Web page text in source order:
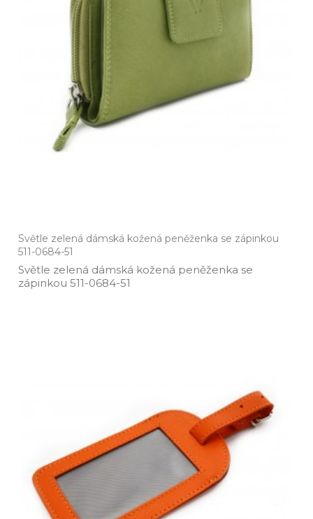
Světle zelená dámská kožená peněženka se zápinkou
511-0684-51
Světle zelená dámská kožená peněženka se
zápinkou 511­-0684­-51